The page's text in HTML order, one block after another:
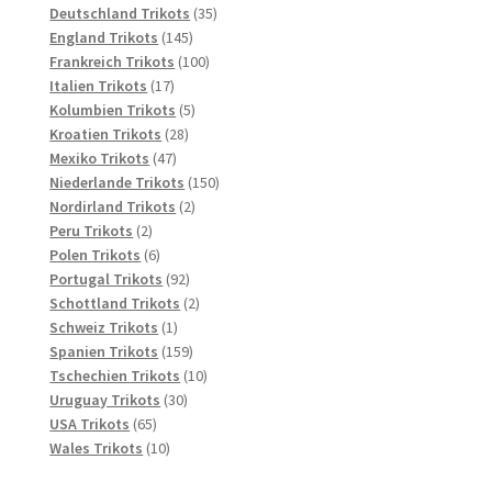
Produkte
Deutschland Trikots 3535
England Trikots 145145
Produkte
Frankreich Trikots 100100
Italien Trikots 1717
Produkte
Kolumbien Trikots 55
Kroatien Trikots 2828
Mexiko Trikots 4747
Produkte
Niederlande Trikots 150150
Nordirland Trikots 22
Peru Trikots 22
Produkte
Polen Trikots 66
Produkte
Portugal Trikots 9292
Produkte
Schottland Trikots 22
Schweiz Trikots 11
Produkt
Spanien Trikots 159159
Produkte
Tschechien Trikots 1010
Uruguay Trikots 3030
USA Trikots 6565
Produkte
Wales Trikots 1010